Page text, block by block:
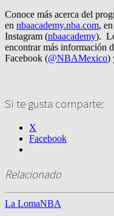
Conoce más acerca del
en nbaacademy.nba.com,
Instagram (nbaacademy).
encontrar más información
Facebook (@NBAMexico)
Si te gusta comparte:
X
Facebook
Relacionado
La LomaNBA